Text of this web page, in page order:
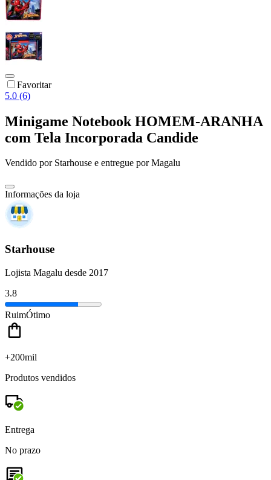
Favoritar
5.0 (6)
Minigame Notebook HOMEM-ARANHA
com Tela Incorporada Candide
Vendido por Starhouse e entregue por Magalu
Informações da loja
Starhouse
Lojista Magalu desde 2017
3.8
RuimÓtimo
+200mil
Produtos vendidos
Entrega
No prazo